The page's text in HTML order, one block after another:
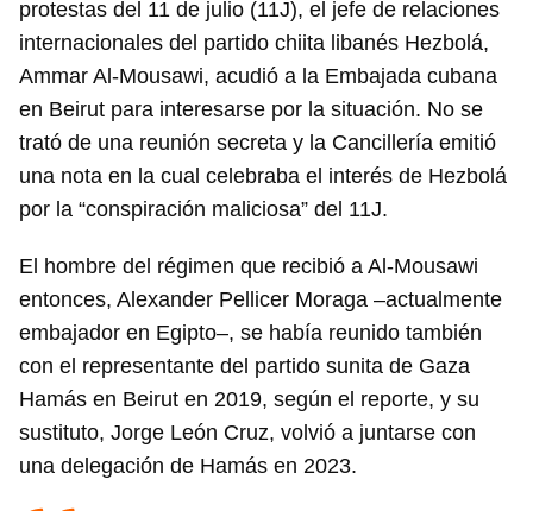
protestas del 11 de julio (11J), el jefe de relaciones
internacionales del partido chiita libanés Hezbolá,
Ammar Al-Mousawi, acudió a la Embajada cubana
en Beirut para interesarse por la situación. No se
trató de una reunión secreta y la Cancillería emitió
una nota en la cual celebraba el interés de Hezbolá
por la “conspiración maliciosa” del 11J.
El hombre del régimen que recibió a Al-Mousawi
entonces, Alexander Pellicer Moraga –actualmente
embajador en Egipto–, se había reunido también
con el representante del partido sunita de Gaza
Hamás en Beirut en 2019, según el reporte, y su
sustituto, Jorge León Cruz, volvió a juntarse con
una delegación de Hamás en 2023.